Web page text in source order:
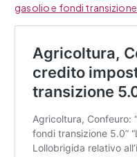
gasolio e fondi